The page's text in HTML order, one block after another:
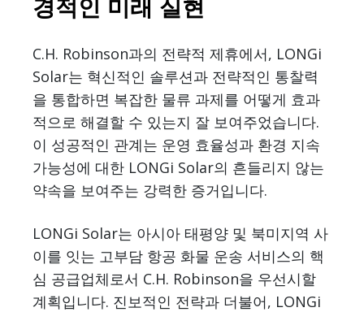
경적인 미래 실현
C.H. Robinson과의 전략적 제휴에서, LONGi
Solar는 혁신적인 솔루션과 전략적인 통찰력
을 통합하면 복잡한 물류 과제를 어떻게 효과
적으로 해결할 수 있는지 잘 보여주었습니다.
이 성공적인 관계는 운영 효율성과 환경 지속
가능성에 대한 LONGi Solar의 흔들리지 않는
약속을 보여주는 강력한 증거입니다.
LONGi Solar는 아시아 태평양 및 북미지역 사
이를 잇는 고부담 항공 화물 운송 서비스의 핵
심 공급업체로서 C.H. Robinson을 우선시할
계획입니다. 진보적인 전략과 더불어, LONGi